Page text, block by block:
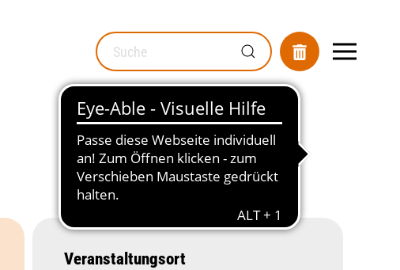
MOD_GESUNDHEITSWEGWEISER_SEARCH_LABEL
Veranstaltungsort